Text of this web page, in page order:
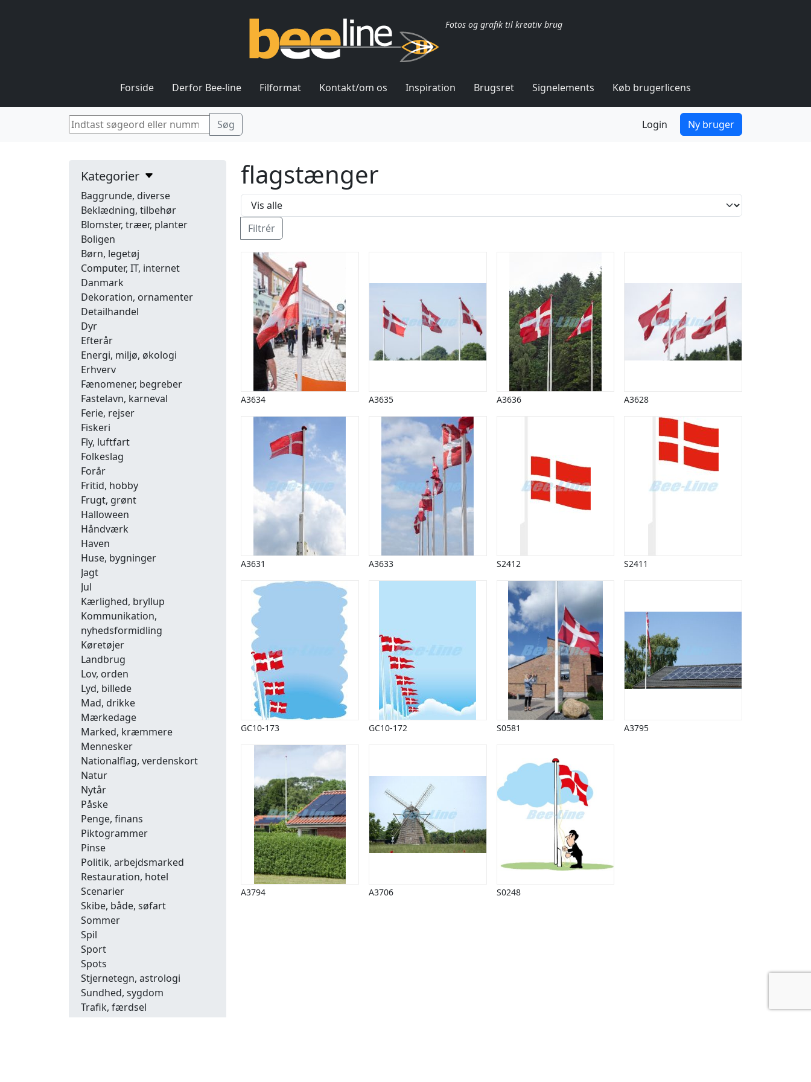
Fotos og grafik til kreativ brug
Forside Derfor Bee-line Filformat Kontakt/om os Inspiration Brugsret Signelements Køb brugerlicens
Login Ny bruger
Kategorier
Baggrunde, diverse
Beklædning, tilbehør
Blomster, træer, planter
Boligen
Børn, legetøj
Computer, IT, internet
Danmark
Dekoration, ornamenter
Detailhandel
Dyr
Efterår
Energi, miljø, økologi
Erhverv
Fænomener, begreber
Fastelavn, karneval
Ferie, rejser
Fiskeri
Fly, luftfart
Folkeslag
Forår
Fritid, hobby
Frugt, grønt
Halloween
Håndværk
Haven
Huse, bygninger
Jagt
Jul
Kærlighed, bryllup
Kommunikation,
nyhedsformidling
Køretøjer
Landbrug
Lov, orden
Lyd, billede
Mad, drikke
Mærkedage
Marked, kræmmere
Mennesker
Nationalflag, verdenskort
Natur
Nytår
Påske
Penge, finans
Piktogrammer
Pinse
Politik, arbejdsmarked
Restauration, hotel
Scenarier
Skibe, både, søfart
Sommer
Spil
Sport
Spots
Stjernetegn, astrologi
Sundhed, sygdom
Trafik, færdsel
flagstænger
Filtrér
A3634 A3635 A3636 A3628
A3631 A3633 S2412 S2411
GC10-173 GC10-172 S0581 A3795
A3794 A3706 S0248